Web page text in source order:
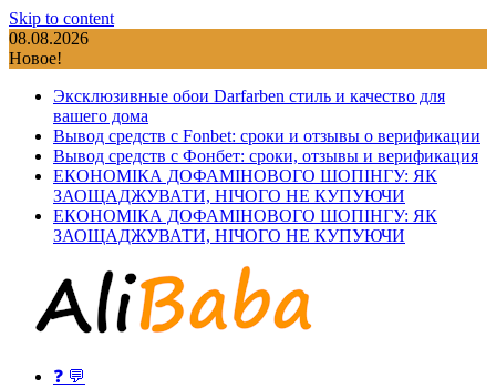
Skip to content
08.08.2026
Новое!
Эксклюзивные обои Darfarben стиль и качество для
вашего дома
Вывод средств с Fonbet: сроки и отзывы о верификации
Вывод средств с Фонбет: сроки, отзывы и верификация
ЕКОНОМІКА ДОФАМІНОВОГО ШОПІНГУ: ЯК
ЗАОЩАДЖУВАТИ, НІЧОГО НЕ КУПУЮЧИ
ЕКОНОМІКА ДОФАМІНОВОГО ШОПІНГУ: ЯК
ЗАОЩАДЖУВАТИ, НІЧОГО НЕ КУПУЮЧИ
❓ 💬